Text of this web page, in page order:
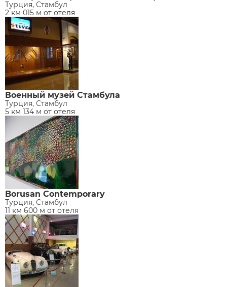
Турция, Стамбул
2 км 015 м от отеля
Военный музей Стамбула
Турция, Стамбул
5 км 134 м от отеля
Borusan Contemporary
Турция, Стамбул
11 км 600 м от отеля